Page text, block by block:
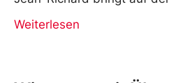
Weiterlesen